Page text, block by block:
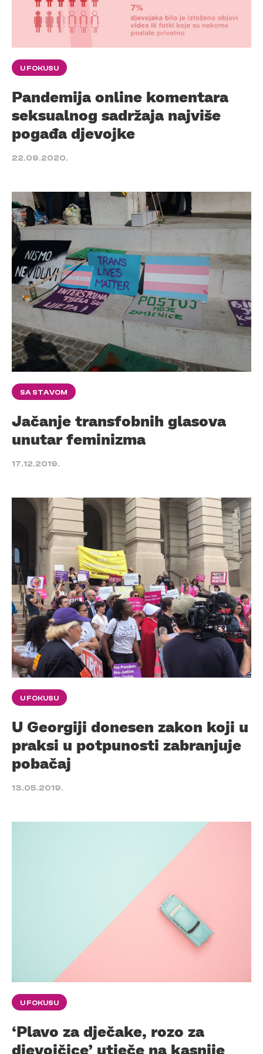
U FOKUSU
Pandemija online komentara
seksualnog sadržaja najviše
pogađa djevojke
22.09.2020.
SA STAVOM
Jačanje transfobnih glasova
unutar feminizma
17.12.2019.
U FOKUSU
U Georgiji donesen zakon koji u
praksi u potpunosti zabranjuje
pobačaj
13.05.2019.
U FOKUSU
‘Plavo za dječake, rozo za
djevojčice’ utječe na kasnije